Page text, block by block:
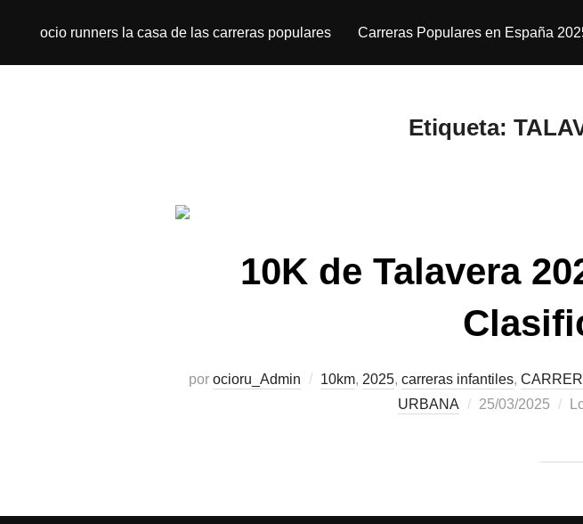
ocio runners la casa de las carreras populares Carreras Populares en España
Etiqueta:
10K de Talavera
por ocioru_Admin 10km, 2025, carreras infantiles,
URBANA
25/03/2025